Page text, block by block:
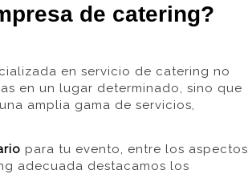
de catering?
en servicio de catering no
en un lugar determinado, sino que
una amplia gama de servicios,
para tu evento, entre los aspectos
adecuada destacamos los